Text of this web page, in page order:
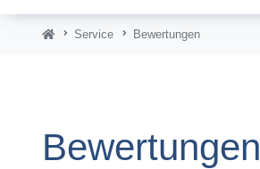
Service Bewertungen
Bewertungen